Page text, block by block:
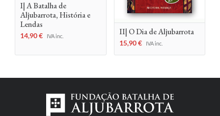
I| A Batalha de
Aljubarrota, História e
Lendas
14,90€ IVA inc. II| O Dia de Aljubarrota
15,90€ IVA inc.